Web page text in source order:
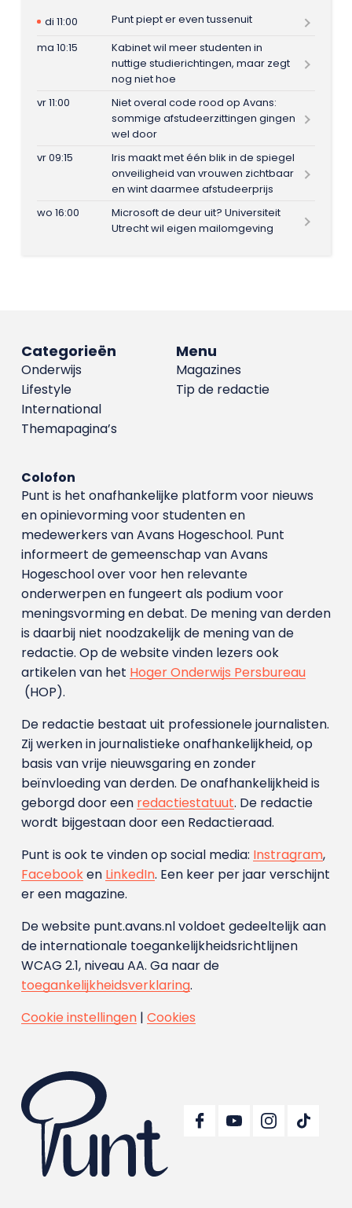
di 11:00
Punt piept er even tussenuit
ma 10:15
Kabinet wil meer studenten in
nuttige studierichtingen, maar zegt
nog niet hoe
vr 11:00
Niet overal code rood op Avans:
sommige afstudeerzittingen gingen
wel door
vr 09:15
Iris maakt met één blik in de spiegel
onveiligheid van vrouwen zichtbaar
en wint daarmee afstudeerprijs
wo 16:00
Microsoft de deur uit? Universiteit
Utrecht wil eigen mailomgeving
Menu
Magazines
Tip de redactie
Categorieën
Onderwijs
Lifestyle
International
Themapagina’s
Colofon
Punt is het onafhankelijke platform voor nieuws
en opinievorming voor studenten en
medewerkers van Avans Hoge­school. Punt
informeert de gemeenschap van Avans
Hogeschool over voor hen relevante
onderwerpen en fungeert als podium voor
meningsvorming en debat. De mening van derden
is daarbij niet noodzakelijk de mening van de
redactie. Op de website vinden lezers ook
artikelen van het Hoger Onderwijs Persbureau
(HOP).
De redactie bestaat uit professionele journalisten.
Zij werken in journalistieke onafhankelijkheid, op
basis van vrije nieuwsgaring en zonder
beïnvloeding van derden. De onafhankelijkheid is
geborgd door een redactiestatuut. De redactie
wordt bijgestaan door een Redactieraad.
Punt is ook te vinden op social media: Instragram,
Facebooken LinkedIn. Een keer per jaar verschijnt
er een magazine.
De website punt.avans.nl voldoet gedeeltelijk aan
de internationale toegankelijkheidsrichtlijnen
WCAG 2.1, niveau AA. Ga naar de
toegankelijkheidsverklaring.
Cookie instellingen| Cookies